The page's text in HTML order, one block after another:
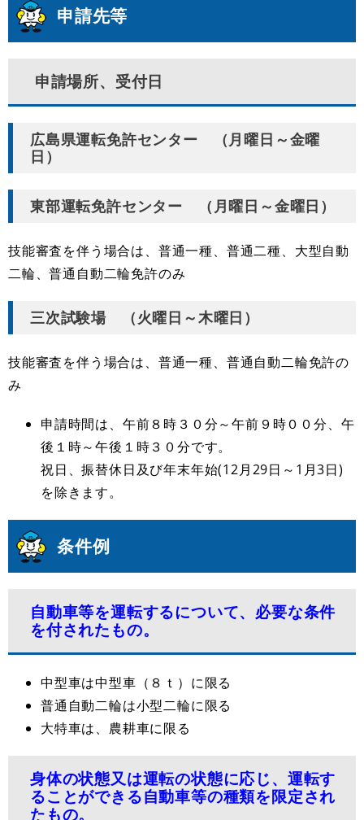
申請先等
申請場所、受付日
広島県運転免許センター （月曜日～金曜
日）
東部運転免許センター （月曜日～金曜日）
技能審査を伴う場合は、普通一種、普通二種、大型自動
二輪、普通自動二輪免許のみ
三次試験場 （火曜日～木曜日）
技能審査を伴う場合は、普通一種、普通自動二輪免許の
み
申請時間は、午前８時３０分～午前９時００分、午
後１時～午後１時３０分です。
祝日、振替休日及び年末年始(12月29日～1月3日)
を除きます。
条件例
自動車等を運転するについて、必要な条件
を付されたもの。
中型車は中型車（８ｔ）に限る
普通自動二輪は小型二輪に限る
大特車は、農耕車に限る
身体の状態又は運転の状態に応じ、運転す
ることができる自動車等の種類を限定され
たもの。